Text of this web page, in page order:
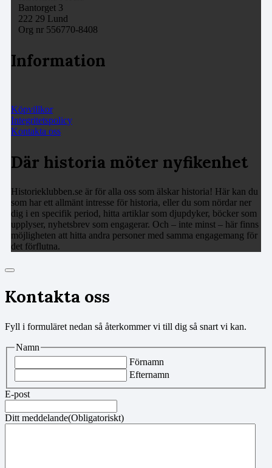
Bantorget 3
222 29 Lund
Org nr 556770-8408
Information
Köpvillkor
Integritetspolicy
Kontakta oss
Där historia möter nyfikenhet
Historieklubben.se är för alla oss som älskar historia! Här kan du
som har ett allmänt intresse för historia, eller du som nördar ner
dig i en specifik period, hitta artiklar som djupdyker, böcker som
upplyser, nyhetsbrev som engagerar. Och – inte minst – här finns
möjligheten att hitta andra personer med samma engagemang för
det förflutna.
Kontakta oss
Fyll i formuläret nedan så återkommer vi till dig så snart vi kan.
Namn
Förnamn
Efternamn
E-post
Ditt meddelande(Obligatoriskt)